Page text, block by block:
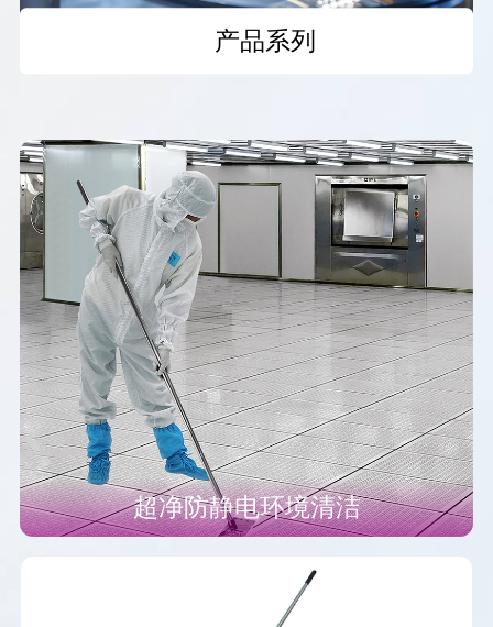
产品系列
超净防静电环境清洁